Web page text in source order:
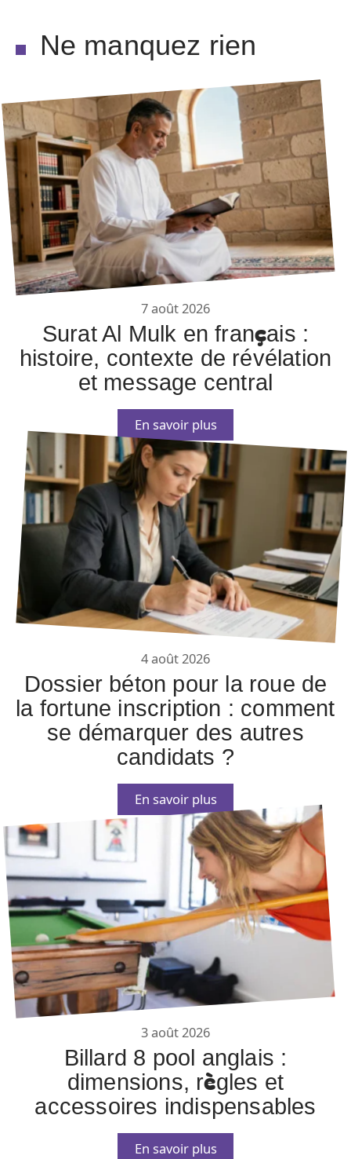
Ne manquez rien
7 août 2026
Surat Al Mulk en français :
histoire, contexte de révélation
et message central
En savoir plus
4 août 2026
Dossier béton pour la roue de
la fortune inscription : comment
se démarquer des autres
candidats ?
En savoir plus
3 août 2026
Billard 8 pool anglais :
dimensions, règles et
accessoires indispensables
En savoir plus